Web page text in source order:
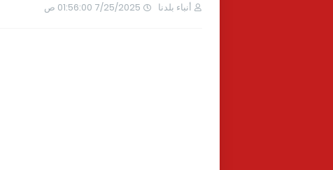
أنباء بلدنا 7/25/2025 01:56:00 ص